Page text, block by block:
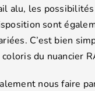
alu, les
sont
C’est bien
du nuancier
nous faire